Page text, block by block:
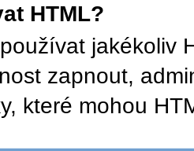
HTML?
jakékoliv
zapnout,
které mohou